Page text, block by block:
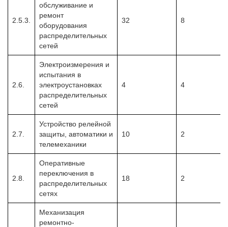
2.5.3.
обслуживание и
ремонт
оборудования
распределительных
сетей
32 8
2.6.
Электроизмерения и
испытания в
электроустановках
распределительных
сетей
4 4
2.7.
Устройство релейной
защиты, автоматики и
телемеханики
10 2
2.8.
Оперативные
переключения в
распределительных
сетях
18 2
Механизация
ремонтно-